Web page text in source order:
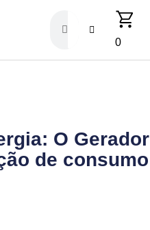
0
O Gerador
de consumo